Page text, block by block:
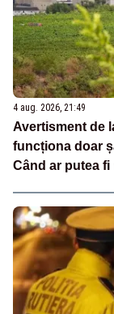
4 aug. 2026, 21:49
Avertisment de
funcționa doar
Când ar putea